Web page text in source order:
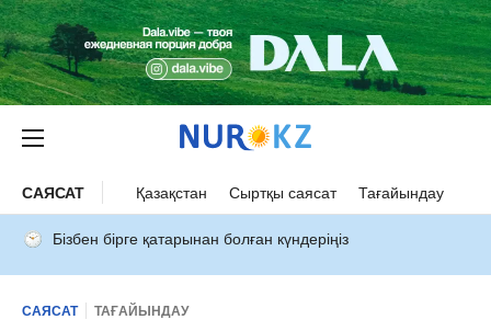
САЯСАТ Қазақстан Сыртқы саясат Тағайындау
Бізбен бірге қатарынан болған күндеріңіз
САЯСАТ ТАҒАЙЫНДАУ